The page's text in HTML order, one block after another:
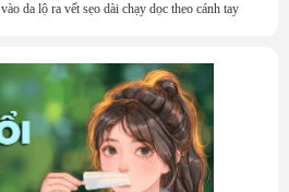
da lộ ra vết sẹo dài chạy dọc theo cánh tay